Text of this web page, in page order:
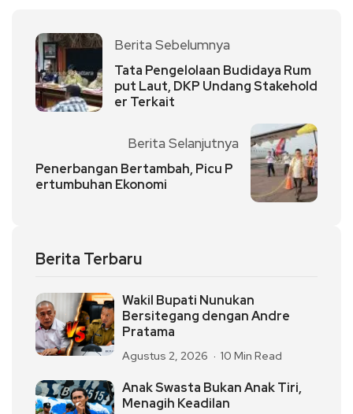
Berita Sebelumnya
Tata Pengelolaan Budidaya Rum
put Laut, DKP Undang Stakehold
er Terkait
Berita Selanjutnya
Penerbangan Bertambah, Picu P
ertumbuhan Ekonomi
Berita Terbaru
Wakil Bupati Nunukan
Bersitegang dengan Andre
Pratama
Agustus 2, 2026 10 Min Read
Anak Swasta Bukan Anak Tiri,
Menagih Keadilan